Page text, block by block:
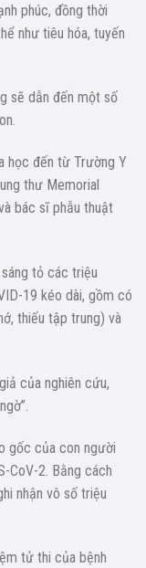
phúc, đồng thời
như tiêu hóa, tuyến
sẽ dẫn đến một số
học đến từ Trường Y
thư Memorial
bác sĩ phẫu thuật
tỏ các triệu
19 kéo dài, gồm có
thiếu tập trung) và
của nghiên cứu,
gốc của con người
CoV-2. Bằng cách
nhận vô số triệu
tử thi của bệnh